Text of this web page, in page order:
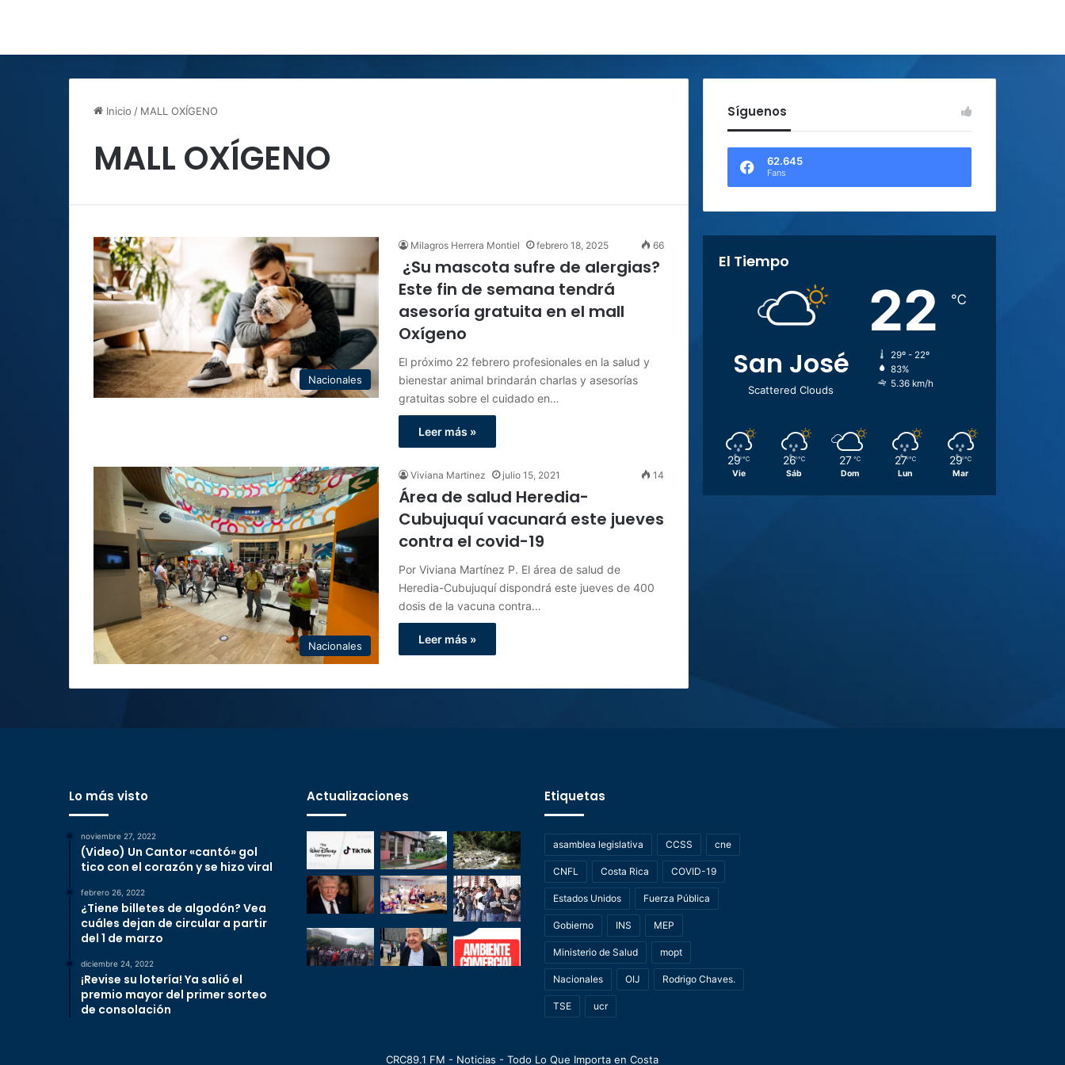
Inicio / MALL OXÍGENO
MALL OXÍGENO
Nacionales
Milagros Herrera Montiel febrero 18, 2025 66
¿Su mascota sufre de alergias?
Este fin de semana tendrá
asesoría gratuita en el mall
Oxígeno
El próximo 22 febrero profesionales en la salud y
bienestar animal brindarán charlas y asesorías
gratuitas sobre el cuidado en…
Leer más »
Nacionales
Viviana Martinez julio 15, 2021 14
Área de salud Heredia-
Cubujuquí vacunará este jueves
contra el covid-19
Por Viviana Martínez P. El área de salud de
Heredia-Cubujuquí dispondrá este jueves de 400
dosis de la vacuna contra…
Leer más »
Síguenos
62.645
Fans
El Tiempo
San José
Scattered Clouds
22 ℃
29º - 22º
83%
5.36 km/h
29 ℃
Vie
26 ℃
Sáb
27 ℃
Dom
27 ℃
Lun
29 ℃
Mar
Lo más visto
noviembre 27, 2022
(Video) Un Cantor «cantó» gol
tico con el corazón y se hizo viral
febrero 26, 2022
¿Tiene billetes de algodón? Vea
cuáles dejan de circular a partir
del 1 de marzo
diciembre 24, 2022
¡Revise su lotería! Ya salió el
premio mayor del primer sorteo
de consolación
Actualizaciones Etiquetas
asamblea legislativa CCSS cne
CNFL Costa Rica COVID-19
Estados Unidos Fuerza Pública
Gobierno INS MEP
Ministerio de Salud mopt
Nacionales OIJ Rodrigo Chaves.
TSE ucr
CRC89.1 FM - Noticias - Todo Lo Que Importa en Costa